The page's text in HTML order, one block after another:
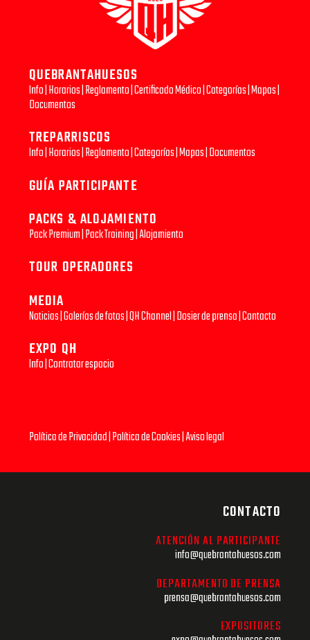
QUEBRANTAHUESOS
Info|Horarios|Reglamento|Certificado Médico|Categorías|Mapas|
Documentos
TREPARRISCOS
Info|Horarios|Reglamento|Categorías|Mapas|Documentos
GUÍA PARTICIPANTE
PACKS & ALOJAMIENTO
Pack Premium|Pack Training|Alojamiento
TOUR OPERADORES
MEDIA
Noticias|Galerías de fotos|QH Channel|Dosier de prensa|Contacto
EXPO QH
Info|Contratar espacio
Política de Privacidad|Política de Cookies|Aviso legal
CONTACTO
ATENCIÓN AL PARTICIPANTE
info@quebrantahuesos.com
DEPARTAMENTO DE PRENSA
prensa@quebrantahuesos.com
EXPOSITORES